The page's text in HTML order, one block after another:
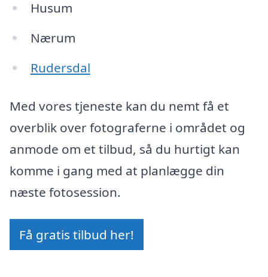
Husum
Nærum
Rudersdal
Med vores tjeneste kan du nemt få et
overblik over fotograferne i området og
anmode om et tilbud, så du hurtigt kan
komme i gang med at planlægge din
næste fotosession.
Få gratis tilbud her!